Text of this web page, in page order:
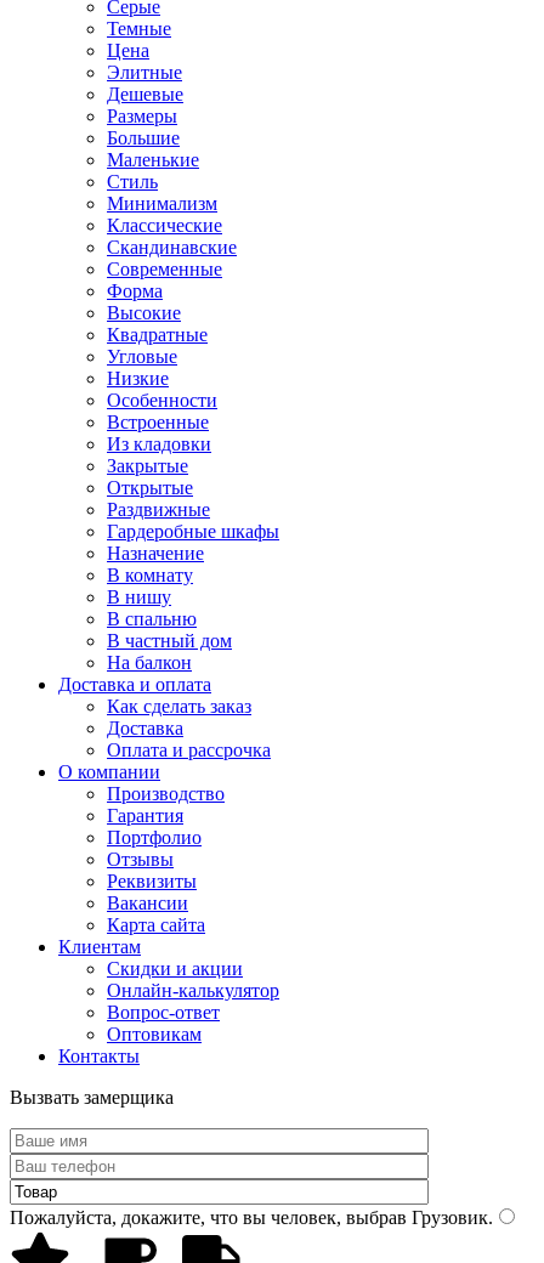
Серые
Темные
Цена
Элитные
Дешевые
Размеры
Большие
Маленькие
Стиль
Минимализм
Классические
Скандинавские
Современные
Форма
Высокие
Квадратные
Угловые
Низкие
Особенности
Встроенные
Из кладовки
Закрытые
Открытые
Раздвижные
Гардеробные шкафы
Назначение
В комнату
В нишу
В спальню
В частный дом
На балкон
Доставка и оплата
Как сделать заказ
Доставка
Оплата и рассрочка
О компании
Производство
Гарантия
Портфолио
Отзывы
Реквизиты
Вакансии
Карта сайта
Клиентам
Скидки и акции
Онлайн-калькулятор
Вопрос-ответ
Оптовикам
Контакты
Вызвать замерщика
Пожалуйста, докажите, что вы человек, выбрав Грузовик.